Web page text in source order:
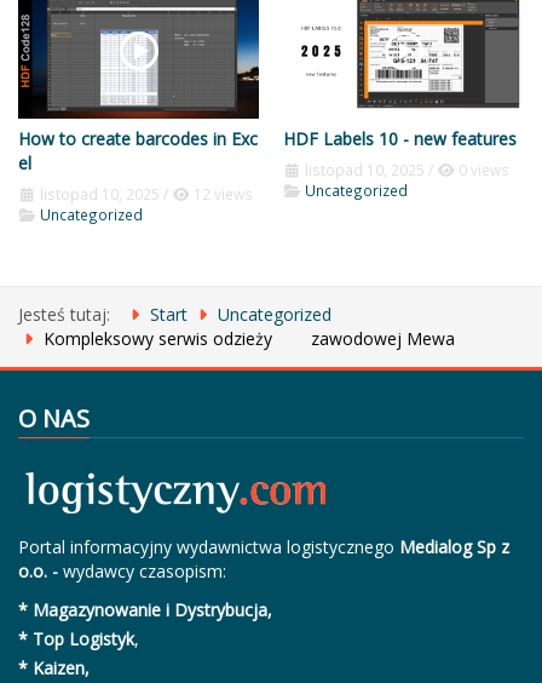
How to create barcodes in Exc
el
listopad 10, 2025 /
12 views
Uncategorized
HDF Labels 10 - new features
listopad 10, 2025 /
0 views
Uncategorized
Jesteś tutaj: Start
Uncategorized
Kompleksowy serwis odzieży zawodowej Mewa
O NAS
Portal informacyjny wydawnictwa logistycznego Medialog Sp z
o.o. - wydawcy czasopism:
* Magazynowanie i Dystrybucja,
* Top Logistyk,
* Kaizen,